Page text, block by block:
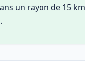
un rayon de 15